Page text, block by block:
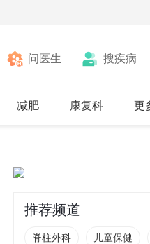
搜疾病
问医生
减肥 康复科 更
推荐频道
脊柱外科 儿童保健